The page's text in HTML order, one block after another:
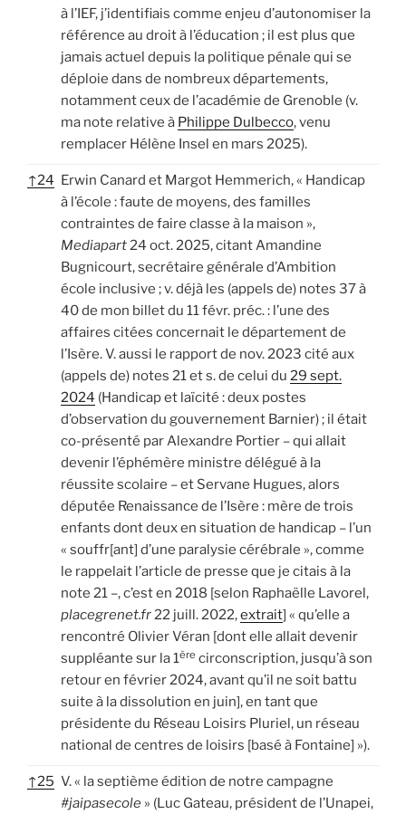
à l’IEF, j’identifiais comme enjeu d’autonomiser la
référence au droit à l’éducation ; il est plus que
jamais actuel depuis la politique pénale qui se
déploie dans de nombreux départements,
notamment ceux de l’académie de Grenoble (v.
ma note relative à Philippe Dulbecco, venu
remplacer Hélène Insel en mars 2025).
↑24 Erwin Canard et Margot Hemmerich, « Handicap
à l’école : faute de moyens, des familles
contraintes de faire classe à la maison »,
Mediapart24 oct. 2025, citant Amandine
Bugnicourt, secrétaire générale d’Ambition
école inclusive ; v. déjà les (appels de) notes 37 à
40 de mon billet du 11 févr. préc. : l’une des
affaires citées concernait le département de
l’Isère. V. aussi le rapport de nov. 2023 cité aux
(appels de) notes 21 et s. de celui du 29 sept.
2024 (Handicap et laïcité : deux postes
d’observation du gouvernement Barnier) ; il était
co-présenté par Alexandre Portier – qui allait
devenir l’éphémère ministre délégué à la
réussite scolaire – et Servane Hugues, alors
députée Renaissance de l’Isère : mère de trois
enfants dont deux en situation de handicap – l’un
« souffr[ant] d’une paralysie cérébrale », comme
le rappelait l’article de presse que je citais à la
note 21 –, c’est en 2018 [selon Raphaëlle Lavorel,
placegrenet.fr22 juill. 2022,extrait] « qu’elle a
rencontré Olivier Véran [dont elle allait devenir
suppléante sur la 1ère circonscription, jusqu’à son
retour en février 2024, avant qu’il ne soit battu
suite à la dissolution en juin], en tant que
présidente du Réseau Loisirs Pluriel, un réseau
national de centres de loisirs [basé à Fontaine] »).
↑25 V. « la septième édition de notre campagne
#jaipasecole » (Luc Gateau, président de l’Unapei,